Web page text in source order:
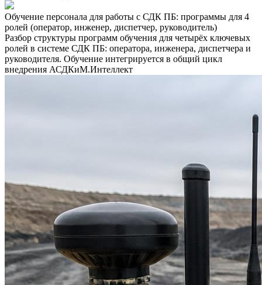
Обучение персонала для работы с СДК ПБ: программы для 4
ролей (оператор, инженер, диспетчер, руководитель)
Разбор структуры программ обучения для четырёх ключевых
ролей в системе СДК ПБ: оператора, инженера, диспетчера и
руководителя. Обучение интегрируется в общий цикл
внедрения АСДКиМ.Интеллект